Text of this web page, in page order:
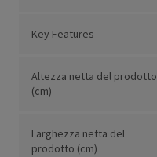
Key Features
Altezza netta del prodotto
(cm)
Larghezza netta del
prodotto (cm)